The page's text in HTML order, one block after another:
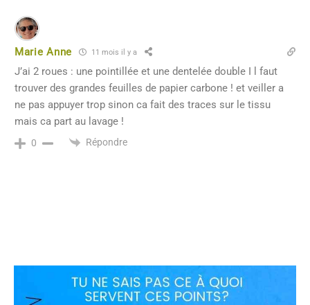
Marie Anne 11 mois il y a
J’ai 2 roues : une pointillée et une dentelée double I l faut
trouver des grandes feuilles de papier carbone ! et veiller a
ne pas appuyer trop sinon ca fait des traces sur le tissu
mais ca part au lavage !
0 Répondre